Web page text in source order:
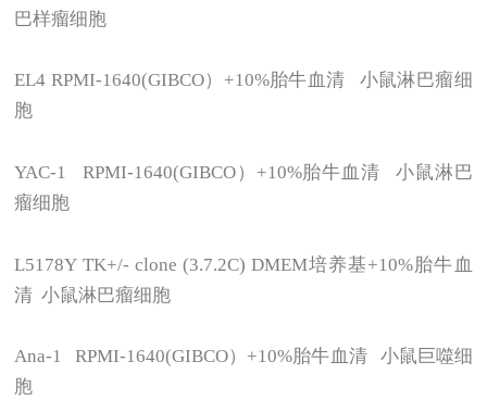
巴样瘤细胞
EL4 RPMI-1640(GIBCO）+10%胎牛血清 小鼠淋巴瘤细
胞
YAC-1 RPMI-1640(GIBCO）+10%胎牛血清 小鼠淋巴
瘤细胞
L5178Y TK+/- clone (3.7.2C) DMEM培养基+10%胎牛血
清 小鼠淋巴瘤细胞
Ana-1 RPMI-1640(GIBCO）+10%胎牛血清 小鼠巨噬细
胞